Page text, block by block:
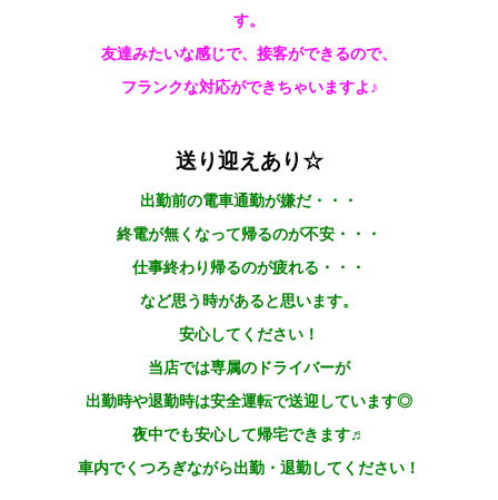
す。
友達みたいな感じで、接客ができるので、
フランクな対応ができちゃいますよ♪
送り迎えあり☆
出勤前の電車通勤が嫌だ・・・
終電が無くなって帰るのが不安・・・
仕事終わり帰るのが疲れる・・・
など思う時があると思います。
安心してください！
当店では専属のドライバーが
出勤時や退勤時は安全運転で送迎しています◎
夜中でも安心して帰宅できます♬
車内でくつろぎながら出勤・退勤してください！